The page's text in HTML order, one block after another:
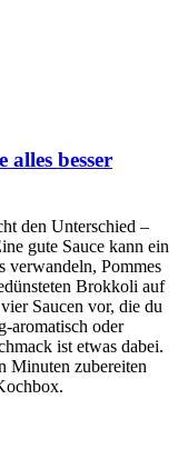
alles besser
den Unterschied –
gute Sauce kann ein
verwandeln, Pommes
Brokkoli auf
Saucen vor, die du
aromatisch oder
ist etwas dabei.
Minuten zubereiten